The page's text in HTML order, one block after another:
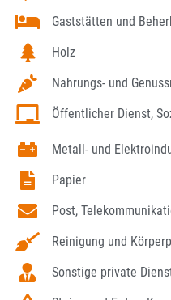
Gaststätten und
Holz
Nahrungs- und
Öffentlicher Dienst,
Metall- und
Papier
Post,
Reinigung und
Sonstige private